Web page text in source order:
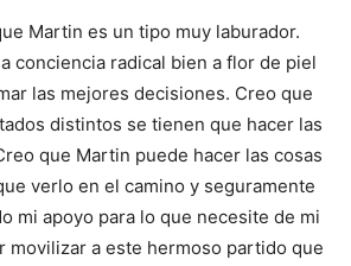
Martin es un tipo muy laburador.
conciencia radical bien a flor de piel
las mejores decisiones. Creo que
distintos se tienen que hacer las
que Martin puede hacer las cosas
verlo en el camino y seguramente
mi apoyo para lo que necesite de mi
movilizar a este hermoso partido que